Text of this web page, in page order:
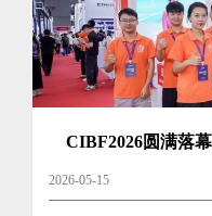
CIBF2026圆满落
2026-05-15